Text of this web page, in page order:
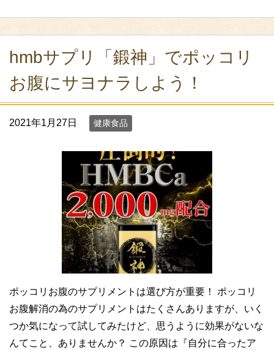
hmbサプリ「鍛神」でポッコリ
お腹にサヨナラしよう！
2021年1月27日 健康食品
ポッコリお腹のサプリメントは選び方が重要！ ポッコリ
お腹解消の為のサプリメントはたくさんありますが、いく
つか気になって試してみたけど、思うように効果がないな
んてこと、ありませんか？ この原因は『自分に合ったア